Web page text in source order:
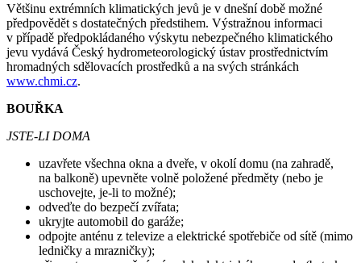
Většinu extrémních klimatických jevů je v dnešní době možné
předpovědět s dostatečných předstihem. Výstražnou informaci
v případě předpokládaného výskytu nebezpečného klimatického
jevu vydává Český hydrometeorologický ústav prostřednictvím
hromadných sdělovacích prostředků a na svých stránkách
www.chmi.cz.
BOUŘKA
JSTE-LI DOMA
uzavřete všechna okna a dveře, v okolí domu (na zahradě,
na balkoně) upevněte volně položené předměty (nebo je
uschovejte, je-li to možné);
odveďte do bezpečí zvířata;
ukryjte automobil do garáže;
odpojte anténu z televize a elektrické spotřebiče od sítě (mimo
ledničky a mrazničky);